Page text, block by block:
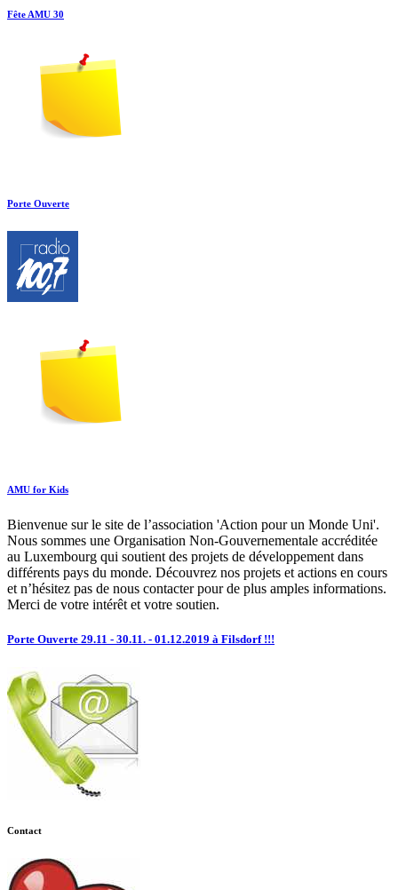
Fête AMU 30
Porte Ouverte
AMU for Kids
Bienvenue sur le site de l’association 'Action pour un Monde Uni'.
Nous sommes une Organisation Non-Gouvernementale accréditée
au Luxembourg qui soutient des projets de développement dans
différents pays du monde. Découvrez nos projets et actions en cours
et n’hésitez pas de nous contacter pour de plus amples informations.
Merci de votre intérêt et votre soutien.
Porte Ouverte 29.11 - 30.11. - 01.12.2019 à Filsdorf !!!
Contact